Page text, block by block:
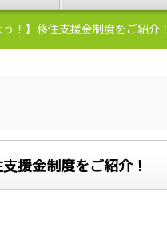
う！】移住支援金制度をご紹介！
援金制度をご紹介！